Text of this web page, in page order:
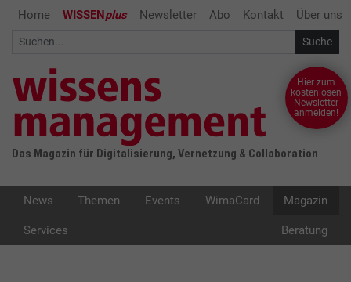
Home WISSENplus Newsletter Abo Kontakt Über uns
Das Magazin für Digitalisierung, Vernetzung & Collaboration
Hier zum
kostenlosen
Newsletter
anmelden!
News Themen Events WimaCard Magazin
Services Beratung